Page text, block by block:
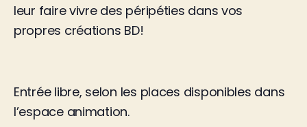
leur faire vivre des péripéties dans vos
propres créations BD!
Entrée libre, selon les places disponibles dans
l’espace animation.